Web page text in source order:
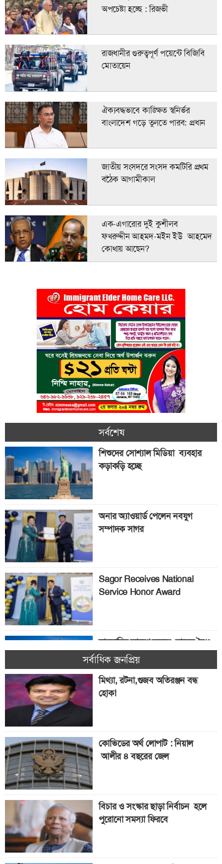
অপচেষ্টা হচ্ছে : রিজভী
রাজধানীর গুরুত্বপূর্ণ পয়েন্টে বিজিবি
মোতায়েন
ঐক্যবদ্ধভাবে কাঙ্ক্ষিত স্বনির্ভর
বাংলাদেশ গড়ে তুলতে পারব: প্রধান
জাতীয় সংসদরে সংসদ কমটিরি প্রথম
বঠৈক আগামীকাল
এক-এগারোর দুই কুশীলব
ফখরুদ্দীন আহমদ-মইন ইউ আহমেদ
কোথায় আছেন?
সর্বশেষ
শিশুদের সোশ্যাল মিডিয়া ব্যবহার
কড়াকড়ি হচ্ছে
অনার অ্যাওয়ার্ড পেলেন নবযুগ
সম্পাদক সাগর
Sagor Receives National
Service Honor Award
মামদানির কারণে কমছে বাসের বৈধ
যাত্রী! যাত্রীর সংখ্যা কমেছে ৭.৭%
সর্বাধিক জনপ্রিয়
মিথ্যা, রটনা,গুজব অতিরঞ্জন বন্ধ
হোক!
কোভিডের অর্থ লোপাট : নিয়াল
আলীর ৪ বছরের জেল
বিচার ও সংস্কার ছাড়া নির্বাচন হলে
পুরোনো সমস্যা ফিরবে